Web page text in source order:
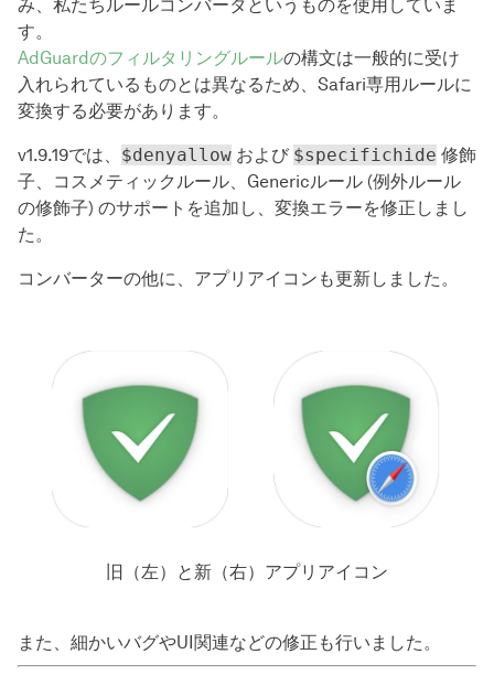
み、私たちルールコンバータというものを使用していま
す。
AdGuardのフィルタリングルールの構文は一般的に受け
入れられているものとは異なるため、Safari専用ルールに
変換する必要があります。
v1.9.19では、 $denyallow および $specifichide 修飾
子、コスメティックルール、Genericルール (例外ルール
の修飾子) のサポートを追加し、変換エラーを修正しまし
た。
コンバーターの他に、アプリアイコンも更新しました。
旧（左）と新（右）アプリアイコン
また、細かいバグやUI関連などの修正も行いました。